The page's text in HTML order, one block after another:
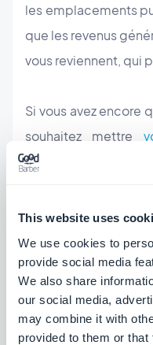
This website uses
We use cookies to
provide social media
We also share
our social media,
may combine it with
provided to them or
les emplacements
que les revenus
vous reviennent, qui
Si vous avez encore
souhaitez mettre
mobile
à l’épreuve,
définir votre
les clés pour